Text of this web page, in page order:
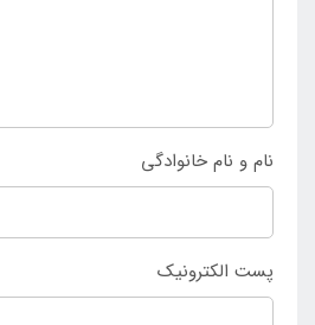
نام و نام خانوادگی
پست الکترونیک